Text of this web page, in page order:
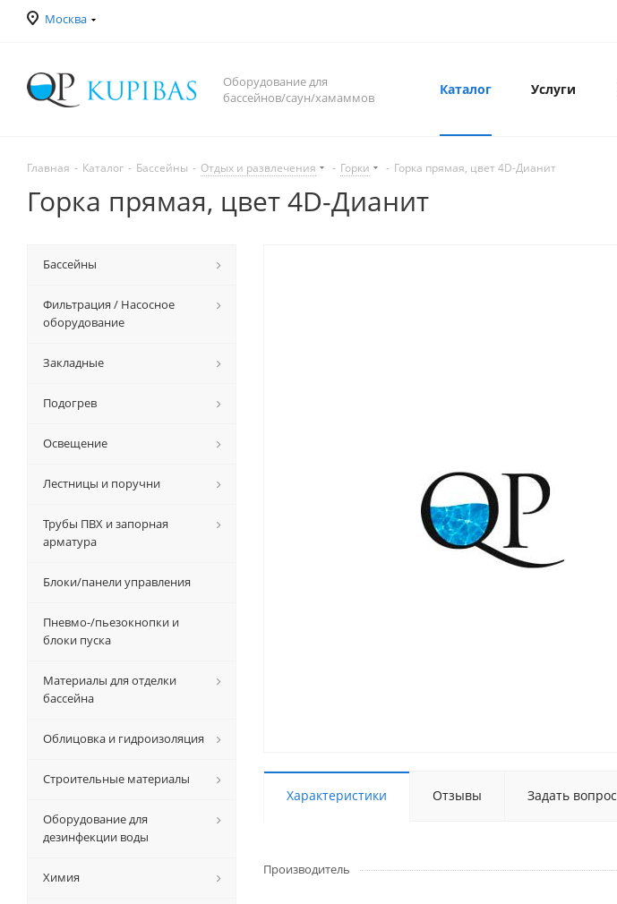
Москва
Оборудование для
бассейнов/саун/хамаммов
Каталог Услуги
Главная - Каталог - Бассейны - Отдых и развлечения - Горки - Горка прямая, цвет 4D-Дианит
Горка прямая, цвет 4D-Дианит
Характеристики Отзывы Задать вопрос
Производитель
Бассейны
Фильтрация / Насосное
оборудование
Закладные
Подогрев
Освещение
Лестницы и поручни
Трубы ПВХ и запорная
арматура
Блоки/панели управления
Пневмо-/пьезокнопки и
блоки пуска
Материалы для отделки
бассейна
Облицовка и гидроизоляция
Строительные материалы
Оборудование для
дезинфекции воды
Химия